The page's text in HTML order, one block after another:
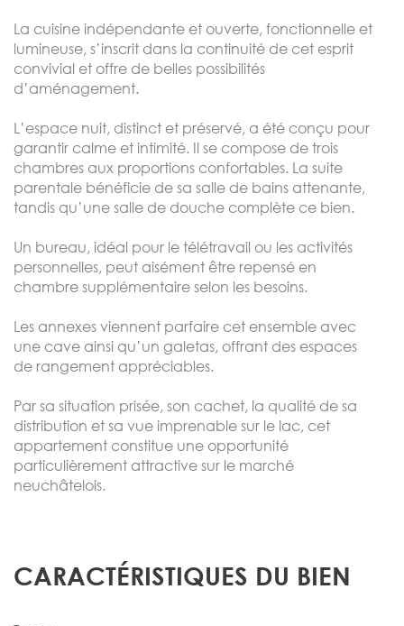
La cuisine indépendante et ouverte, fonctionnelle et
lumineuse, s’inscrit dans la continuité de cet esprit
convivial et offre de belles possibilités
d’aménagement.
L’espace nuit, distinct et préservé, a été conçu pour
garantir calme et intimité. Il se compose de trois
chambres aux proportions confortables. La suite
parentale bénéficie de sa salle de bains attenante,
tandis qu’une salle de douche complète ce bien.
Un bureau, idéal pour le télétravail ou les activités
personnelles, peut aisément être repensé en
chambre supplémentaire selon les besoins.
Les annexes viennent parfaire cet ensemble avec
une cave ainsi qu’un galetas, offrant des espaces
de rangement appréciables.
Par sa situation prisée, son cachet, la qualité de sa
distribution et sa vue imprenable sur le lac, cet
appartement constitue une opportunité
particulièrement attractive sur le marché
neuchâtelois.
CARACTÉRISTIQUES DU BIEN